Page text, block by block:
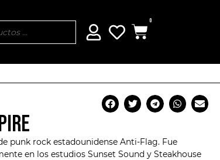
0
punk rockestadounidense Anti-Flag. Fue
en los estudios Sunset Sound y Steakhouse